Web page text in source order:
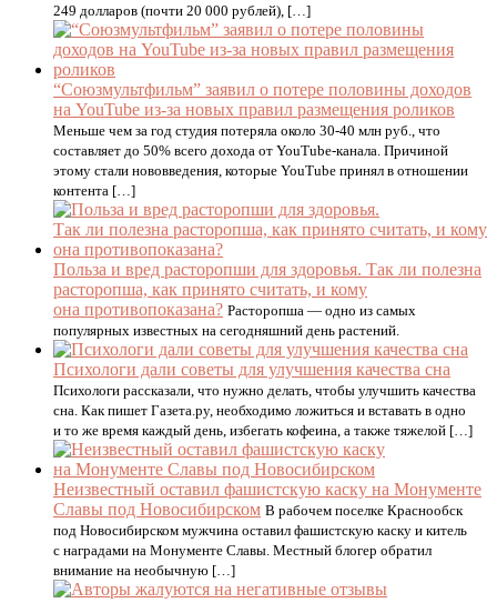
249 долларов (почти 20 000 рублей), […]
“Союзмультфильм” заявил о потере половины доходов
на YouTube из-за новых правил размещения роликов
Меньше чем за год студия потеряла около 30-40 млн руб., что
составляет до 50% всего дохода от YouTube-канала. Причиной
этому стали нововведения, которые YouTube принял в отношении
контента […]
Польза и вред расторопши для здоровья. Так ли полезна
расторопша, как принято считать, и кому
она противопоказана? Расторопша — одно из самых
популярных известных на сегодняшний день растений.
Психологи дали советы для улучшения качества сна
Психологи рассказали, что нужно делать, чтобы улучшить качества
сна. Как пишет Газета.ру, необходимо ложиться и вставать в одно
и то же время каждый день, избегать кофеина, а также тяжелой […]
Неизвестный оставил фашистскую каску на Монументе
Славы под Новосибирском В рабочем поселке Краснообск
под Новосибирском мужчина оставил фашистскую каску и китель
с наградами на Монументе Славы. Местный блогер обратил
внимание на необычную […]